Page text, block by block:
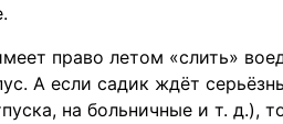
право летом «слить»
А если садик ждёт
на больничные и т. д.),